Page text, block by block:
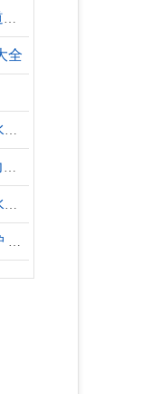
工程建设标准强制性条文 铁道工程部分 施工安全
全
海南省地方标准（建筑工程-水暖专业-设计依据）
工程建设标准强制性条文 电力工程部分 火力发电工程
浙江省地方标准（建筑工程-水暖专业-参考标准）
工程综合-安全卫生与劳动保护 标准大全